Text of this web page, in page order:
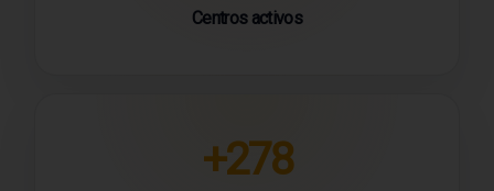
Centros activos
+278